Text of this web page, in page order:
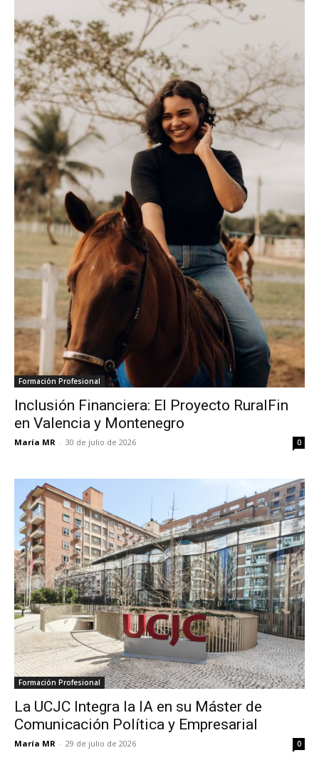
Formación Profesional
Inclusión Financiera: El Proyecto RuralFin
en Valencia y Montenegro
María MR - 30 de julio de 2026 0
Formación Profesional
La UCJC Integra la IA en su Máster de
Comunicación Política y Empresarial
María MR - 29 de julio de 2026 0